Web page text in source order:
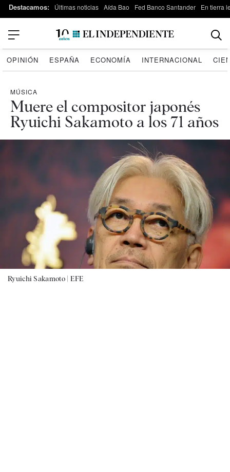
Destacamos: Últimas noticias Aída Bao Fed Banco Santander En tierra
OPINIÓN ESPAÑA ECONOMÍA INTERNACIONAL
MÚSICA
Muere el compositor japonés
Ryuichi Sakamoto a los 71 años
Ryuichi Sakamoto | EFE